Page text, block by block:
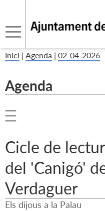
Inici | Agenda | 02-04-2026
Agenda
Cicle de
del 'Canigó'
Verdaguer
Els dijous a la Palau